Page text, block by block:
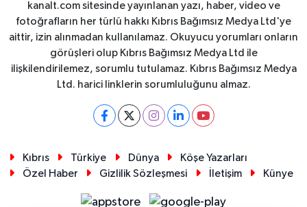
kanalt.com sitesinde yayınlanan yazı, haber, video ve
fotoğrafların her türlü hakkı Kıbrıs Bağımsız Medya Ltd'ye
aittir, izin alınmadan kullanılamaz. Okuyucu yorumları onların
görüşleri olup Kıbrıs Bağımsız Medya Ltd ile
ilişkilendirilemez, sorumlu tutulamaz. Kıbrıs Bağımsız Medya
Ltd. harici linklerin sorumluluğunu almaz.
Kıbrıs Türkiye Dünya
Köşe Yazarları
Özel Haber
Gizlilik Sözleşmesi İletişim Künye